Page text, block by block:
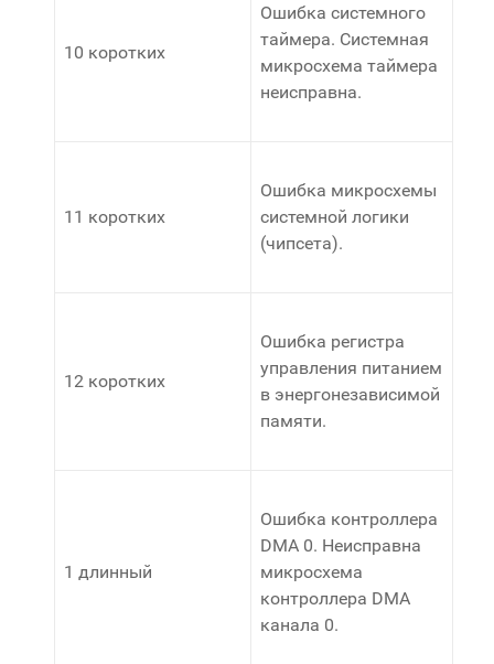
10 коротких
Ошибка системного
таймера. Системная
микросхема таймера
неисправна.
11 коротких
Ошибка микросхемы
системной логики
(чипсета).
12 коротких
Ошибка регистра
управления питанием
в энергонезависимой
памяти.
1 длинный
Ошибка контроллера
DMA 0. Неисправна
микросхема
контроллера DMA
канала 0.